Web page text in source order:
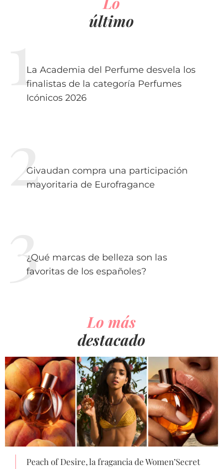
último
La Academia del Perfume desvela los
finalistas de la categoría Perfumes
Icónicos 2026
Givaudan compra una participación
mayoritaria de Eurofragance
¿Qué marcas de belleza son las
favoritas de los españoles?
Lo más
destacado
Peach of Desire, la fragancia de Women’Secret